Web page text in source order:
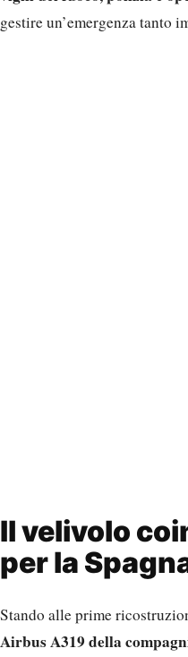
gestire un’emergenza tanto
Il velivolo
per la
Stando alle prime
Airbus A319 della